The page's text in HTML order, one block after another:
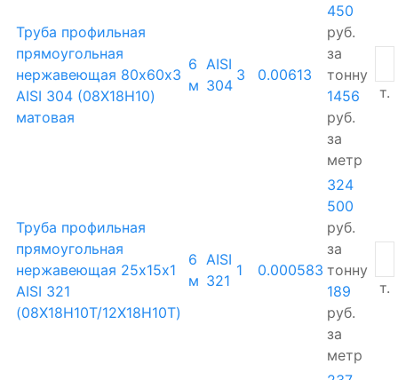
Труба профильная
прямоугольная
нержавеющая 80х60х3
AISI 304 (08Х18Н10)
матовая
6
м
AISI
304
3 0.00613
450
руб.
за
тонну
1456
руб.
за
метр
т.
Труба профильная
прямоугольная
нержавеющая 25х15х1
AISI 321
(08Х18Н10Т/12Х18Н10Т)
6
м
AISI
321
1 0.000583
324
500
руб.
за
тонну
189
руб.
за
метр
т.